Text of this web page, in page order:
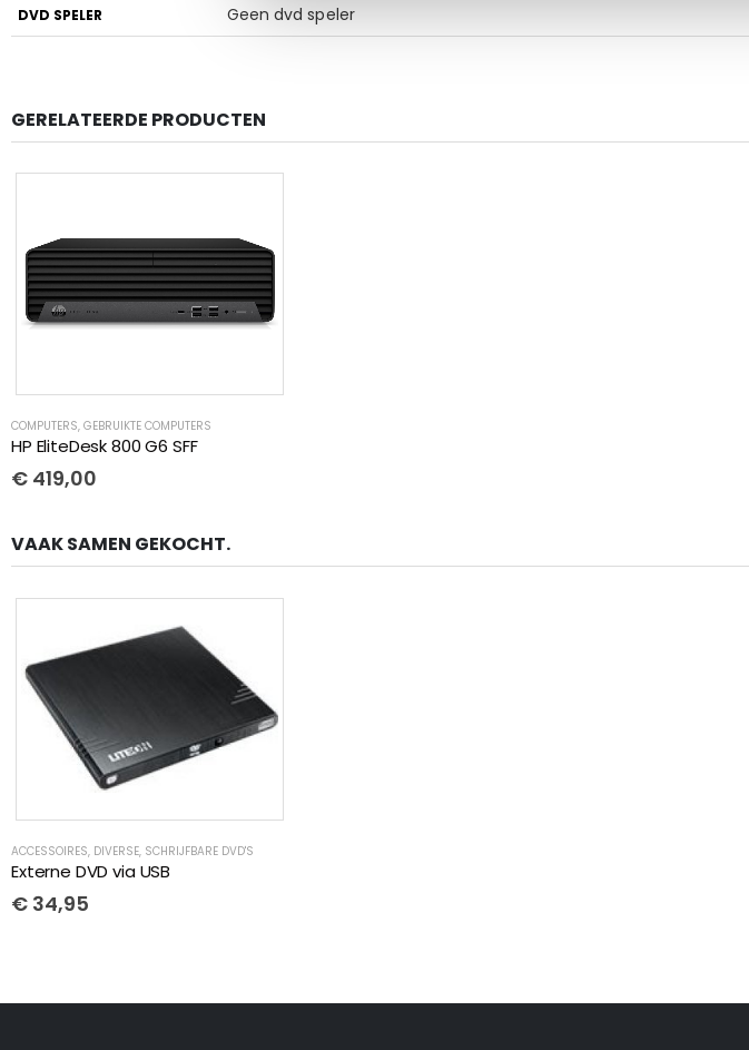
DVD SPELER Geen dvd speler
GERELATEERDE PRODUCTEN
COMPUTERS, GEBRUIKTE COMPUTERS
HP EliteDesk 800 G6 SFF
€ 419,00
VAAK SAMEN GEKOCHT.
ACCESSOIRES, DIVERSE, SCHRIJFBARE DVD'S
Externe DVD via USB
€ 34,95